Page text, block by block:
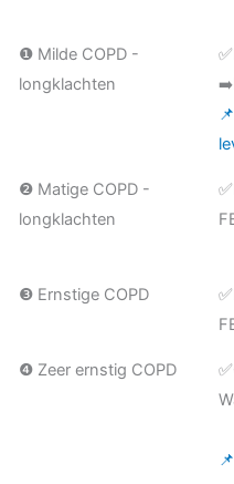
❶ Milde COPD -
longklachten
❷ Matige COPD -
longklachten
❸ Ernstige COPD
❹ Zeer ernstig COPD